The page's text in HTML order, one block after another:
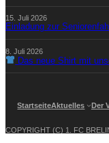
15. Juli 2026
Einladung zur
8. Juli 2026
Das neue Shirt mit
StartseiteAktuelles Der
COPYRIGHT (C) 1. FC